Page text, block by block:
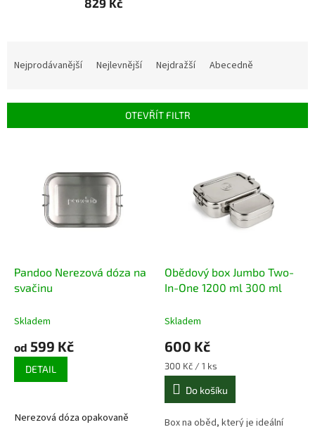
í
Nejprodávanější Nejlevnější Nejdražší Abecedně
OTEVŘÍT FILTR
Pandoo Nerezová dóza na
svačinu
Skladem
od 599 Kč
DETAIL
Nerezová dóza opakovaně
Obědový box Jumbo Two-
In-One 1200 ml 300 ml
Skladem
600 Kč
Měrná
cena:
300 Kč / 1 ks
Do košíku
Box na oběd, který je ideální